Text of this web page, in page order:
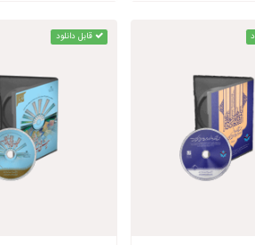
قابل دانلود